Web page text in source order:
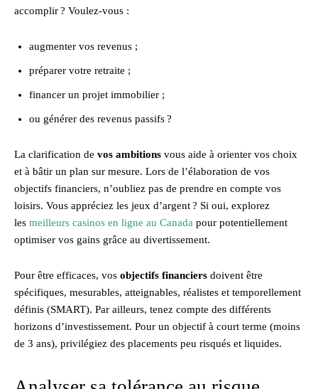
accomplir ? Voulez-vous :
augmenter vos revenus ;
préparer votre retraite ;
financer un projet immobilier ;
ou générer des revenus passifs ?
La clarification de vos ambitions vous aide à orienter vos choix
et à bâtir un plan sur mesure. Lors de l’élaboration de vos
objectifs financiers, n’oubliez pas de prendre en compte vos
loisirs. Vous appréciez les jeux d’argent ? Si oui, explorez
les meilleurs casinos en ligne au Canada pour potentiellement
optimiser vos gains grâce au divertissement.
Pour être efficaces, vos objectifs financiers doivent être
spécifiques, mesurables, atteignables, réalistes et temporellement
définis (SMART). Par ailleurs, tenez compte des différents
horizons d’investissement. Pour un objectif à court terme (moins
de 3 ans), privilégiez des placements peu risqués et liquides.